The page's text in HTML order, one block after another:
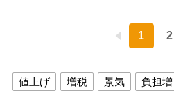
1 2
値上げ 増税 景気 負担増